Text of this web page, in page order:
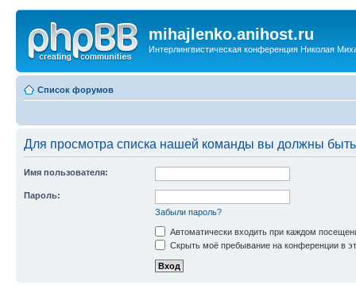
mihajlenko.anihost.ru
Интерлингвистическая конференция Николая
Список форумов
Для просмотра списка нашей команды вы должны
Имя пользователя:
Пароль:
Забыли пароль?
Автоматически входить при каждом
Скрыть моё пребывание на конференции в